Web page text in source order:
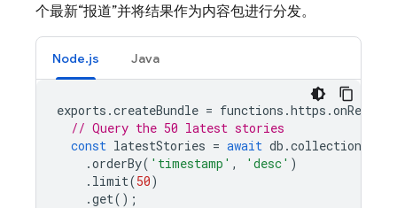
个最新“报道”并将结果作为内容包进行分发。
Node.js Java
exports .createBundle = functions .https .onRequest
// Query the 50 latest stories
const latestStories = await db .collection
.orderBy( 'timestamp' , 'desc' )
. limit(50)
.get();